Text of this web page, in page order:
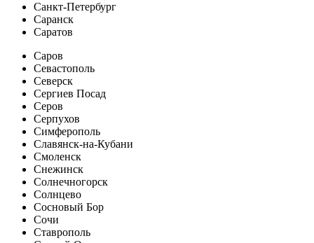
Санкт-Петербург
Саранск
Саратов
Саров
Севастополь
Северск
Сергиев Посад
Серов
Серпухов
Симферополь
Славянск-на-Кубани
Смоленск
Снежинск
Солнечногорск
Солнцево
Сосновый Бор
Сочи
Ставрополь